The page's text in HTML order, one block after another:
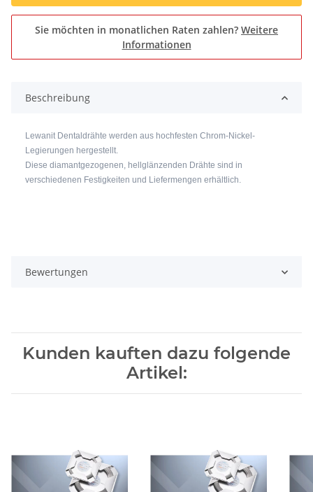
Sie möchten in monatlichen Raten zahlen? Weitere
Informationen
Beschreibung
Lewanit Dentaldrähte werden aus hochfesten Chrom-Nickel-
Legierungen hergestellt.
Diese diamantgezogenen, hellglänzenden Drähte sind in
verschiedenen Festigkeiten und Liefermengen erhältlich.
Bewertungen
Kunden kauften dazu folgende
Artikel: